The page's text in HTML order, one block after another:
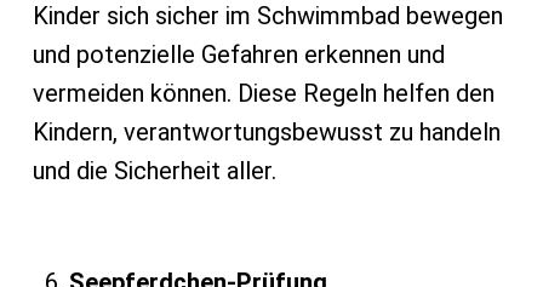
Kinder sich sicher im Schwimmbad bewegen
und potenzielle Gefahren erkennen und
vermeiden können. Diese Regeln helfen den
Kindern, verantwortungsbewusst zu handeln
und die Sicherheit aller.